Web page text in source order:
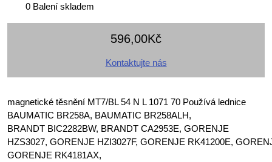
0 Balení skladem
596,00Kč
Kontaktujte nás
magnetické těsnění MT7/BL 54 N L 1071 70 Používá lednice
BAUMATIC BR258A, BAUMATIC BR258ALH,
BRANDT BIC2282BW, BRANDT CA2953E, GORENJE
HZS3027, GORENJE HZI3027F, GORENJE RK41200E,
GORENJE RK4181AX,